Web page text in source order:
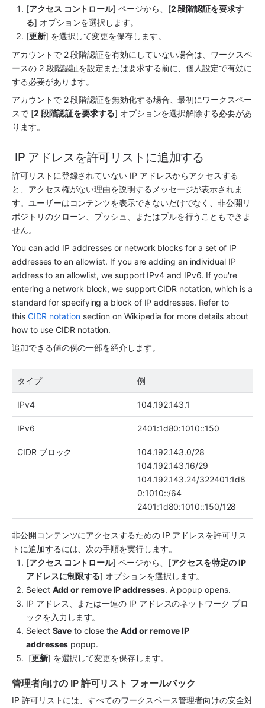
[アクセス コントロール] ページから、[2 段階認証を要求す
る] オプションを選択します。
[更新] を選択して変更を保存します。
アカウントで 2 段階認証を有効にしていない場合は、ワークスペ
ースの 2 段階認証を設定または要求する前に、個人設定で有効に
する必要があります。
アカウントで 2 段階認証を無効化する場合、最初にワークスペー
スで [2 段階認証を要求する] オプションを選択解除する必要があ
ります。
IP アドレスを許可リストに追加する
許可リストに登録されていない IP アドレスからアクセスする
と、アクセス権がない理由を説明するメッセージが表示されま
す。ユーザーはコンテンツを表示できないだけでなく、非公開リ
ポジトリのクローン、プッシュ、またはプルを行うこともできま
せん。
You can add IP addresses or network blocks for a set of IP
addresses to an allowlist. If you are adding an individual IP
address to an allowlist, we support IPv4 and IPv6. If you're
entering a network block, we support CIDR notation, which is a
standard for specifying a block of IP addresses. Refer to
this CIDR notation section on Wikipedia for more details about
how to use CIDR notation.
追加できる値の例の一部を紹介します。
タイプ 例
IPv4 104.192.143.1
IPv6 2401:1d80:1010::150
CIDR ブロック
104.192.143.0/28
104.192.143.16/29
104.192.143.24/322401:1d8
0:1010::/64
2401:1d80:1010::150/128
非公開コンテンツにアクセスするための IP アドレスを許可リス
トに追加するには、次の手順を実行します。
[アクセス コントロール] ページから、[アクセスを特定の IP
アドレスに制限する] オプションを選択します。
Select Add or remove IP addresses. A popup opens.
IP アドレス、または一連の IP アドレスのネットワーク ブロ
ックを入力します。
Select Save to close the Add or remove IP
addresses popup.
[更新] を選択して変更を保存します。
管理者向けの IP 許可リスト フォールバック
IP 許可リストには、すべてのワークスペース管理者向けの安全対